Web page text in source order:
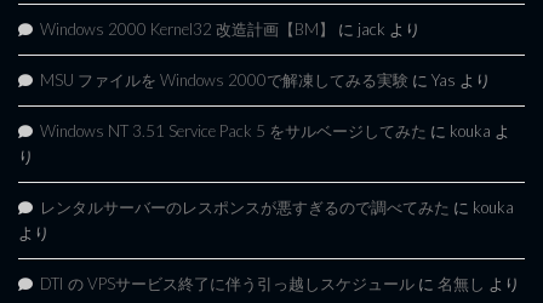
Windows 2000 Kernel32 改造計画【BM】 に jack より
MSU ファイルを Windows 2000で解凍してみる実験 に Yas より
Windows NT 3.51 Service Pack 5 をサルベージしてみた に kouka よ
り
レンタルサーバーのレスポンスが悪すぎるので調べてみた に kouka
より
DTI の VPSサービス終了に伴う引っ越しスケジュール に 名無し より